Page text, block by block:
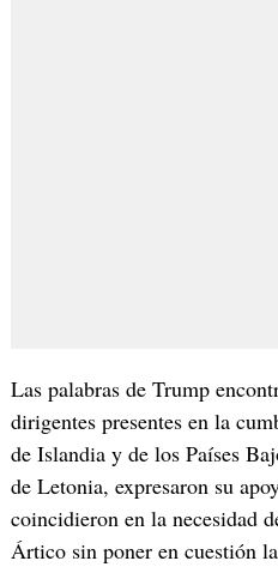
Las palabras de Trump
dirigentes presentes en la
de Islandia y de los Países
de Letonia, expresaron su
coincidieron en la necesidad
Ártico sin poner en cuestión